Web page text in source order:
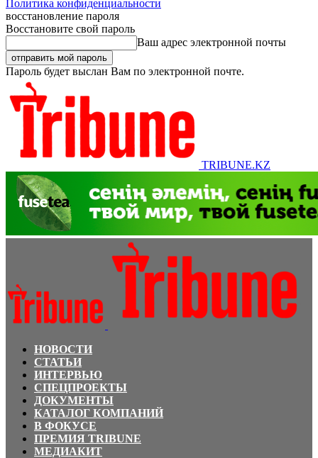
Политика конфиденциальности
восстановление пароля
Восстановите свой пароль
Ваш адрес электронной почты
Пароль будет выслан Вам по электронной почте.
TRIBUNE.KZ
НОВОСТИ
СТАТЬИ
ИНТЕРВЬЮ
СПЕЦПРОЕКТЫ
ДОКУМЕНТЫ
КАТАЛОГ КОМПАНИЙ
В ФОКУСЕ
ПРЕМИЯ TRIBUNE
МЕДИАКИТ